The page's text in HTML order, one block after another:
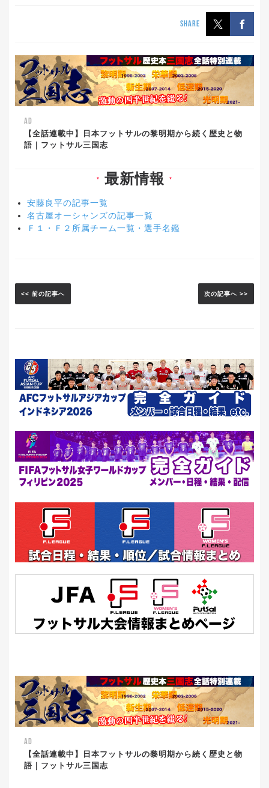
SHARE
AD
【全話連載中】日本フットサルの黎明期から続く歴史と物
語｜フットサル三国志
▼ 最新情報 ▼
安藤良平の記事一覧
名古屋オーシャンズの記事一覧
Ｆ１・Ｆ２所属チーム一覧・選手名鑑
<< 前の記事へ 次の記事へ >>
AD
【全話連載中】日本フットサルの黎明期から続く歴史と物
語｜フットサル三国志